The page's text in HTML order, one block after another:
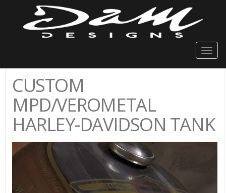
CUSTOM
MPD/VEROMETAL
HARLEY-DAVIDSON TANK